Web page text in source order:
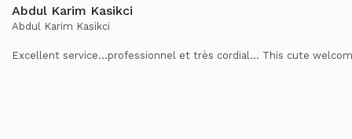
Abdul Karim Kasikci
Abdul Karim Kasikci
Excellent service...professionnel et très cordial... This cute